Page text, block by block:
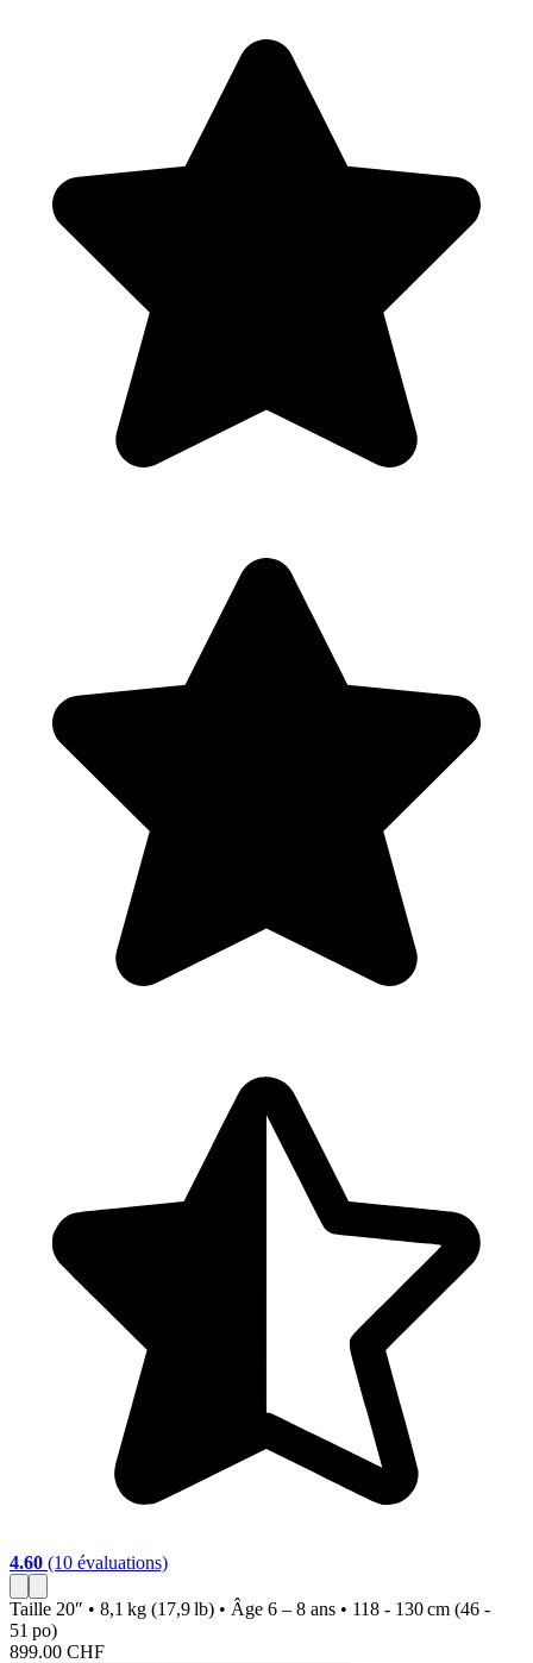
4.60 (10 évaluations)
Taille 20″ • 8,1 kg (17,9 lb) • Âge 6 – 8 ans • 118 - 130 cm (46 -
51 po)
899.00 CHF